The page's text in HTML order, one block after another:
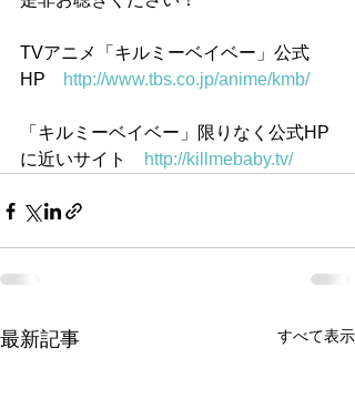
TVアニメ「キルミーベイベー」公式
HP
http://www.tbs.co.jp/anime/kmb/
「キルミーベイベー」限りなく公式HP
に近いサイト
http://killmebaby.tv/
最新記事 すべて表示